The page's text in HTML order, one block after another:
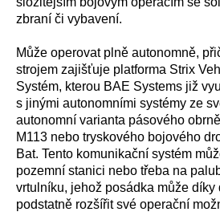
zbraní či vybavení.
Může operovat plně autonomně,
strojem zajišťuje platforma Strix
Systém, kterou BAE Systems již
s jinými autonomními systémy ze
autonomní varianta pásového
M113 nebo tryskového bojového
Bat. Tento komunikační systém
pozemní stanici nebo třeba na
vrtulníku, jehož posádka může díky
podstatně rozšířit své operační